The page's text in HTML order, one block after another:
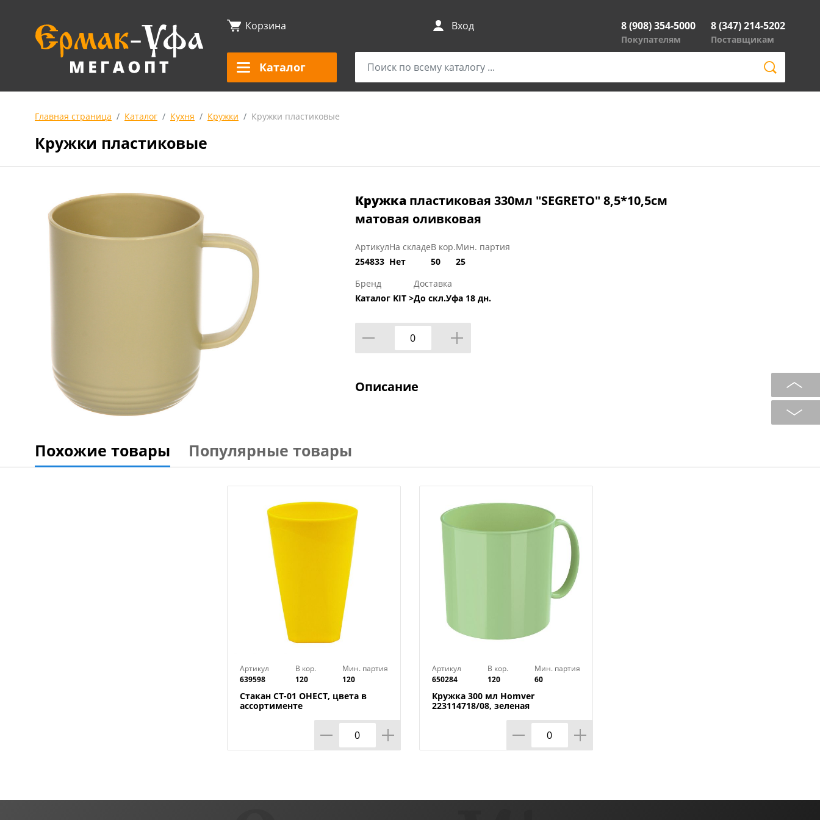
Корзина Вход 8 (908) 354-5000
Покупателям
8 (347) 214-5202
Поставщикам
Каталог
Главная страница Каталог Кухня Кружки Кружки пластиковые
Кружки пластиковые
Кружка пластиковая 330мл "SEGRETO" 8,5*10,5см
матовая оливковая
Артикул
254833
На складе
Нет
В кор.
50
Мин. партия
25
Бренд
Каталог KIT >
Доставка
До скл.Уфа 18 дн.
Описание
Похожие товары Популярные товары
Артикул
639598
В кор.
120
Мин. партия
120
Стакан СТ-01 ОНЕСТ, цвета в
ассортименте
Артикул
650284
В кор.
120
Мин. партия
60
Кружка 300 мл Homver
223114718/08, зеленая